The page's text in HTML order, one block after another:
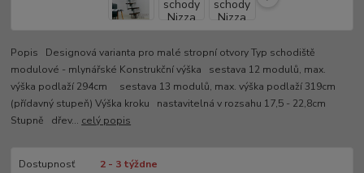
Popis Designová varianta pro malé stropní otvory Typ schodiště
modulové - mlynářské Konstrukční výška sestava 12 modulů, max.
výška podlaží 294cm sestava 13 modulů, max. výška podlaží 319cm
(přídavný stupeň) Výška kroku nastavitelná v rozsahu 17,5 - 22,8cm
Stupně dřev... celý popis
Dostupnosť
2 - 3 týždne